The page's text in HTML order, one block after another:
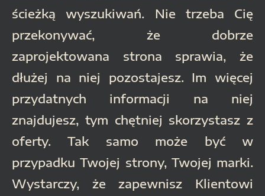
ścieżką wyszukiwań. Nie trzeba Cię
przekonywać, że dobrze
zaprojektowana strona sprawia, że
dłużej na niej pozostajesz. Im więcej
przydatnych informacji na niej
znajdujesz, tym chętniej skorzystasz z
oferty. Tak samo może być w
przypadku Twojej strony, Twojej marki.
Wystarczy, że zapewnisz Klientowi